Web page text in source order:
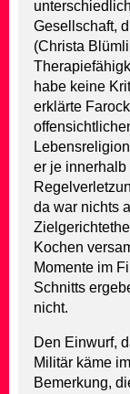
Gesellschaft,
(Christa
habe keine
erklärte
er je innerhalb
da war nichts
Kochen
Momente im
Schnitts
nicht.
Den Einwurf,
Militär käme
Bemerkung,